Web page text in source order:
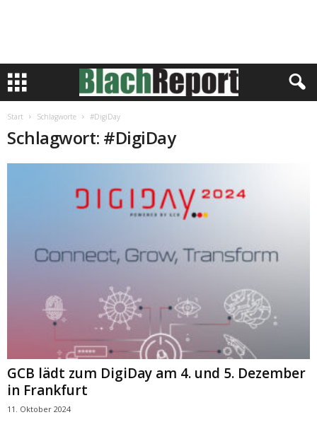
Start Schlagworte #DigiDay
Schlagwort: #DigiDay
GCB lädt zum DigiDay am 4. und 5. Dezember
in Frankfurt
11. Oktober 2024